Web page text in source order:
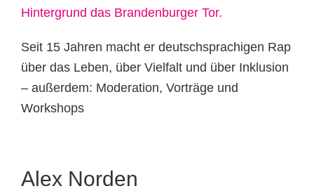
Seit 15 Jahren macht er deutschsprachigen Rap
über das Leben, über Vielfalt und über Inklusion
– außerdem: Moderation, Vorträge und
Workshops
Alex Norden